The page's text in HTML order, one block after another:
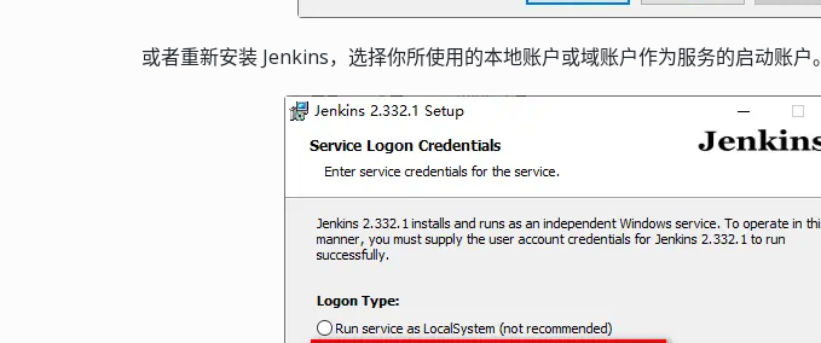
或者重新安装 Jenkins，选择你所使用的本地账户或域账户作为服务的启动账户。